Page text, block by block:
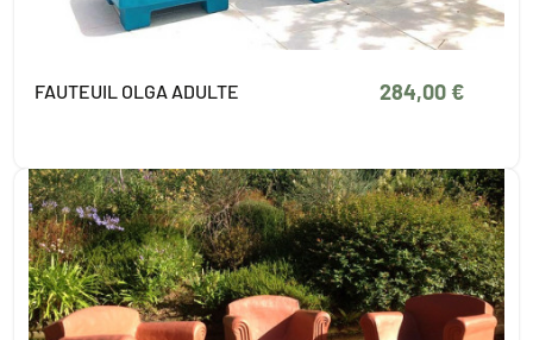
FAUTEUIL OLGA ADULTE 284,00 €